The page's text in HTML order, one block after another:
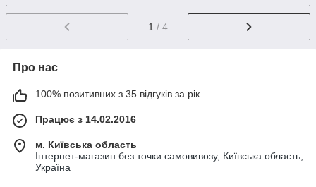
1 / 4
Про нас
100% позитивних з 35 відгуків за рік
Працює з 14.02.2016
м. Київська область
Інтернет-магазин без точки самовивозу, Київська область,
Україна